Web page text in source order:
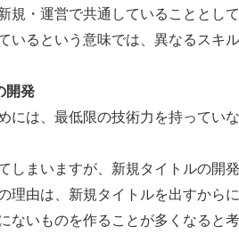
規・運営で共通していることとし
いるという意味では、異なるスキ
開発
には、最低限の技術力を持っていな
しまいますが、新規タイトルの開
理由は、新規タイトルを出すから
ないものを作ることが多くなると